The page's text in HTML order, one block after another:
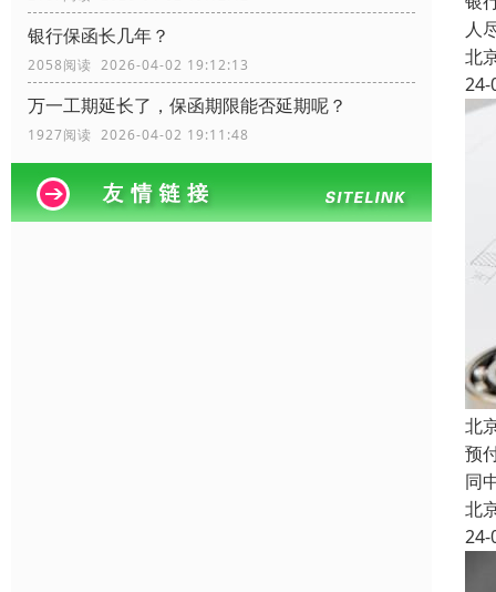
银行保函长几年？
2058阅读 2026-04-02 19:12:13
万一工期延长了，保函期限能否延期呢？
1927阅读 2026-04-02 19:11:48
人
北
24-
北
预
同
北
24-